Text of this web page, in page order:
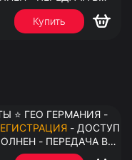
Купить
-
- ДОСТУП
- ПЕРЕДАЧА В